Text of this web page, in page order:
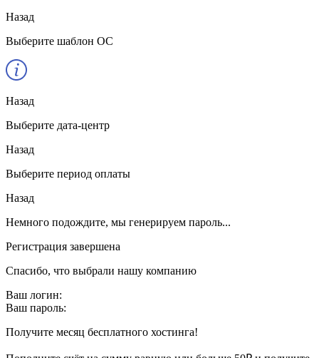
Назад
Выберите шаблон ОС
Назад
Выберите дата-центр
Назад
Выберите период оплаты
Назад
Немного подождите, мы генерируем пароль...
Регистрация завершена
Спасибо, что выбрали нашу компанию
Ваш логин:
Ваш пароль:
Получите месяц бесплатного хостинга!